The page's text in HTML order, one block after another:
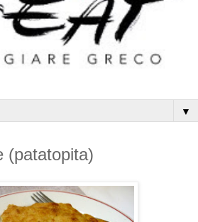
▼
(patatopita)